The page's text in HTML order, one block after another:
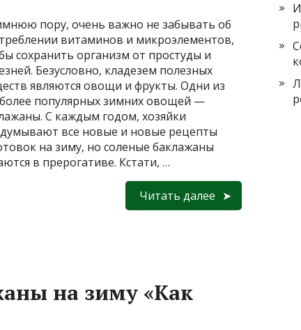
пору, очень важно не забывать об
витаминов и микроэлементов,
сохранить организм от простуды и
Безусловно, кладезем полезных
являются овощи и фрукты. Одни из
популярных зимних овощей —
С каждым годом, хозяйки
все новые и новые рецепты
на зиму, но соленые баклажаны
в прерогативе. Кстати, …
Читать далее
на зиму «Как